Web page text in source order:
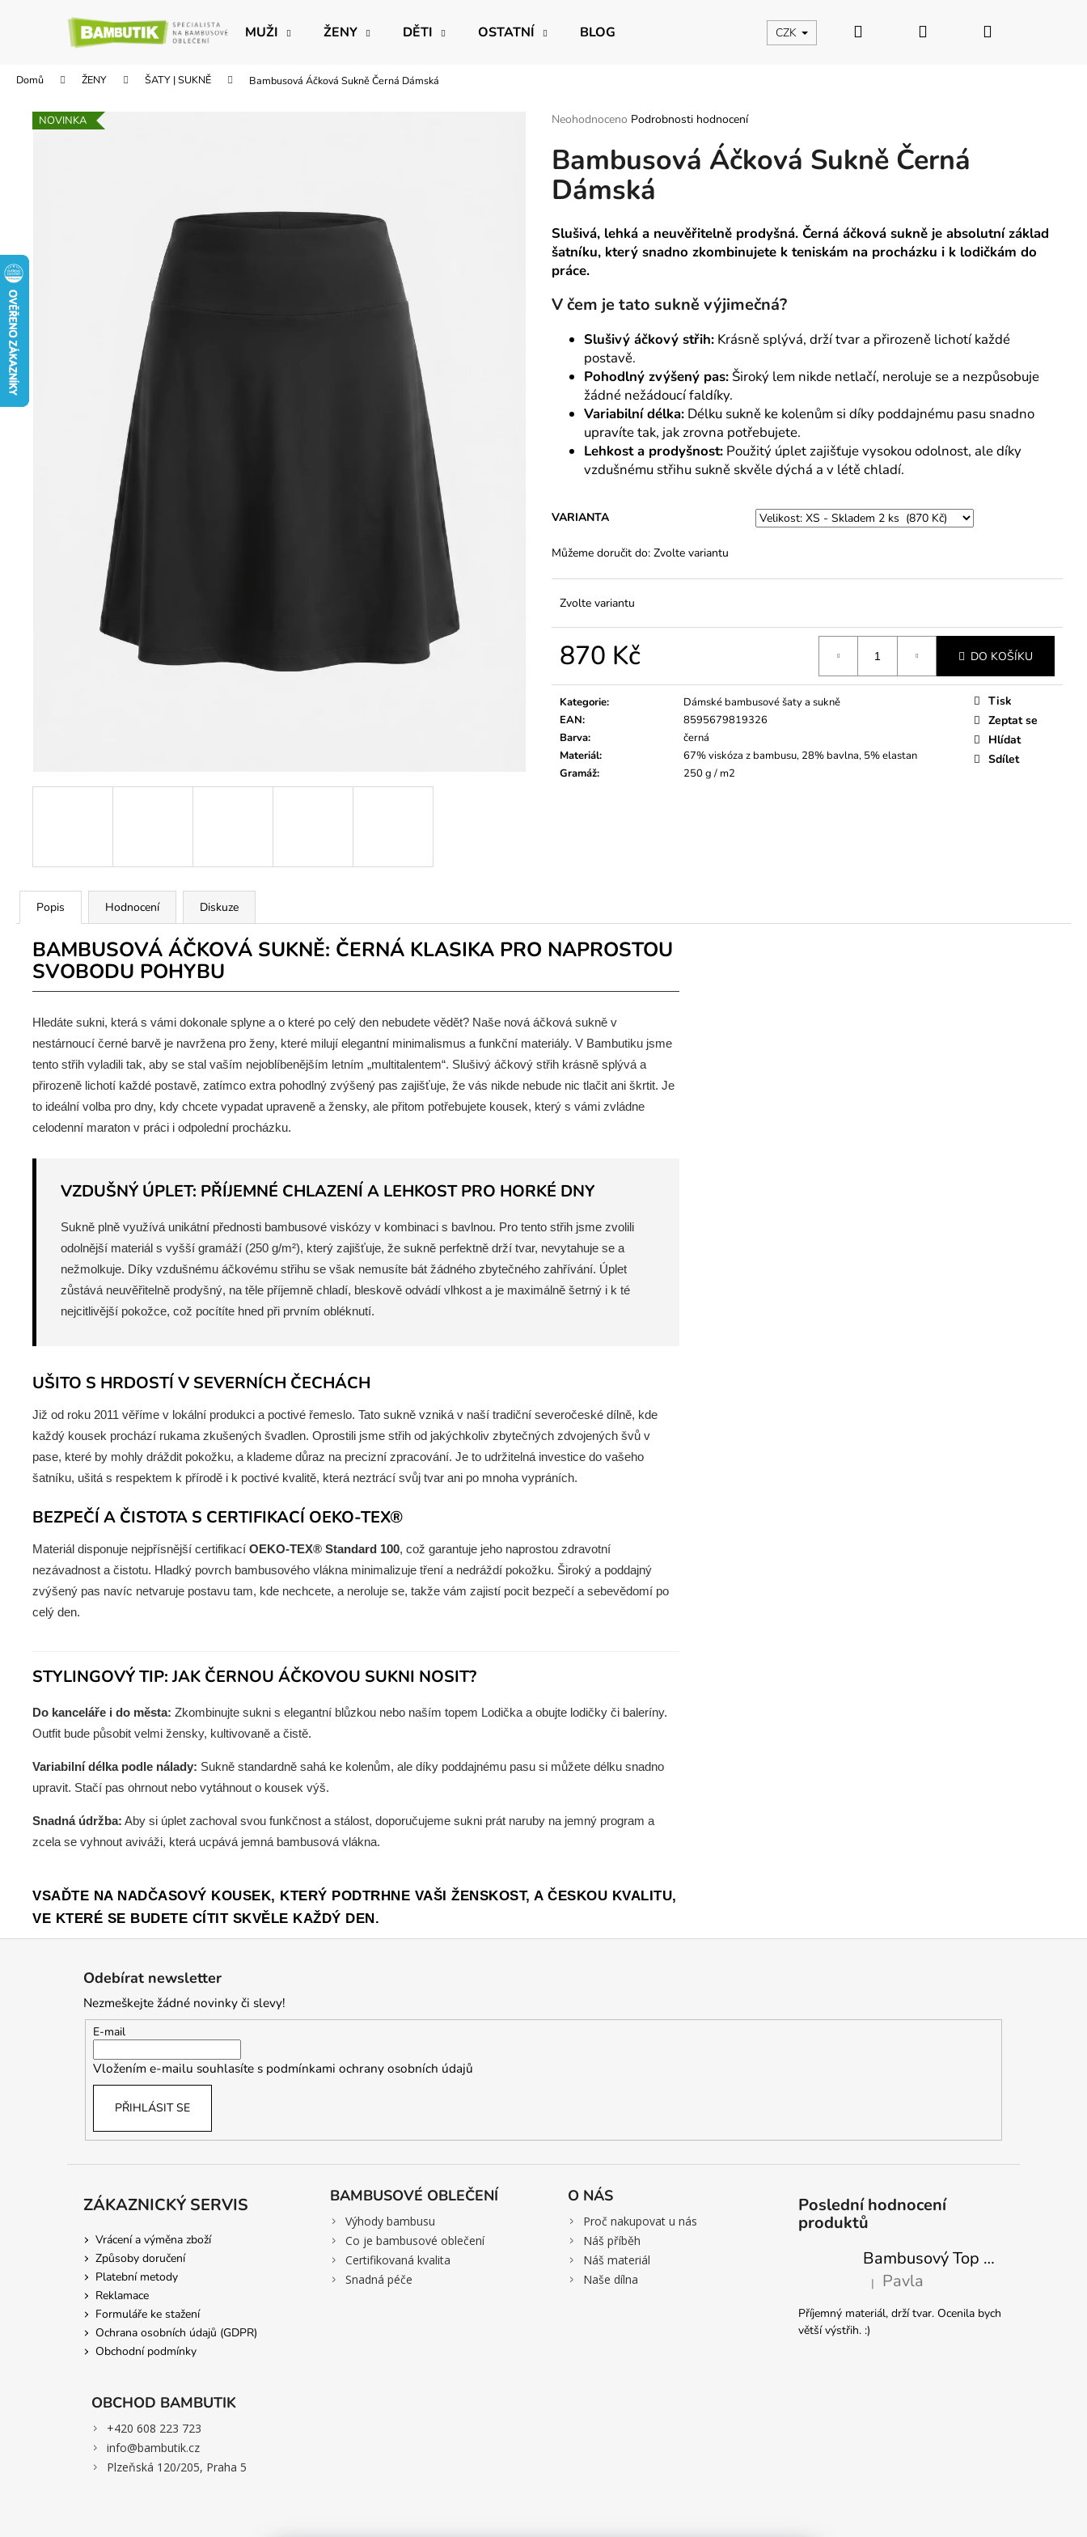
MUŽI ŽENY DĚTI OSTATNÍ BLOG CZK Hledat PřihlášeníNákupní
Domů ŽENY ŠATY | SUKNĚ Bambusová Áčková Sukně Černá Dámská
Průměrné
produktu
je
0,0
z
hvězdiček.
Neohodnoceno Podrobnosti hodnocení
Bambusová Áčková Sukně Černá
Dámská
Slušivá, lehká a neuvěřitelně prodyšná. Černá áčková sukně je absolutní základ
šatníku, který snadno zkombinujete k teniskám na procházku i k lodičkám do
práce.
V čem je tato sukně výjimečná?
Slušivý áčkový střih: Krásně splývá, drží tvar a přirozeně lichotí každé
postavě.
Pohodlný zvýšený pas: Široký lem nikde netlačí, neroluje se a nezpůsobuje
žádné nežádoucí faldíky.
Variabilní délka: Délku sukně ke kolenům si díky poddajnému pasu snadno
upravíte tak, jak zrovna potřebujete.
Lehkost a prodyšnost: Použitý úplet zajišťuje vysokou odolnost, ale díky
vzdušnému střihu sukně skvěle dýchá a v létě chladí.
VARIANTA
Můžeme doručit do: Zvolte variantu
Zvolte variantu
870 Kč DO KOŠÍKU
Kategorie:
Dámské bambusové šaty a sukně
EAN:
8595679819326
Barva:
černá
Materiál:
67% viskóza z bambusu, 28% bavlna, 5% elastan
Gramáž: 250 g / m2
Tisk
Zeptat se
Hlídat
Sdílet
NOVINKA
Popis Hodnocení Diskuze
BAMBUSOVÁ ÁČKOVÁ SUKNĚ: ČERNÁ KLASIKA PRO NAPROSTOU
SVOBODU POHYBU
Hledáte sukni, která s vámi dokonale splyne a o které po celý den nebudete vědět? Naše nová áčková sukně v
nestárnoucí černé barvě je navržena pro ženy, které milují elegantní minimalismus a funkční materiály. V Bambutiku jsme
tento střih vyladili tak, aby se stal vaším nejoblíbenějším letním „multitalentem“. Slušivý áčkový střih krásně splývá a
přirozeně lichotí každé postavě, zatímco extra pohodlný zvýšený pas zajišťuje, že vás nikde nebude nic tlačit ani škrtit. Je
to ideální volba pro dny, kdy chcete vypadat upraveně a žensky, ale přitom potřebujete kousek, který s vámi zvládne
celodenní maraton v práci i odpolední procházku.
VZDUŠNÝ ÚPLET: PŘÍJEMNÉ CHLAZENÍ A LEHKOST PRO HORKÉ DNY
Sukně plně využívá unikátní přednosti bambusové viskózy v kombinaci s bavlnou. Pro tento střih jsme zvolili
odolnější materiál s vyšší gramáží (250 g/m²), který zajišťuje, že sukně perfektně drží tvar, nevytahuje se a
nežmolkuje. Díky vzdušnému áčkovému střihu se však nemusíte bát žádného zbytečného zahřívání. Úplet
zůstává neuvěřitelně prodyšný, na těle příjemně chladí, bleskově odvádí vlhkost a je maximálně šetrný i k té
nejcitlivější pokožce, což pocítíte hned při prvním obléknutí.
UŠITO S HRDOSTÍ V SEVERNÍCH ČECHÁCH
Již od roku 2011 věříme v lokální produkci a poctivé řemeslo. Tato sukně vzniká v naší tradiční severočeské dílně, kde
každý kousek prochází rukama zkušených švadlen. Oprostili jsme střih od jakýchkoliv zbytečných zdvojených švů v
pase, které by mohly dráždit pokožku, a klademe důraz na precizní zpracování. Je to udržitelná investice do vašeho
šatníku, ušitá s respektem k přírodě i k poctivé kvalitě, která neztrácí svůj tvar ani po mnoha vypráních.
BEZPEČÍ A ČISTOTA S CERTIFIKACÍ OEKO-TEX®
Materiál disponuje nejpřísnější certifikací OEKO-TEX® Standard 100, což garantuje jeho naprostou zdravotní
nezávadnost a čistotu. Hladký povrch bambusového vlákna minimalizuje tření a nedráždí pokožku. Široký a poddajný
zvýšený pas navíc netvaruje postavu tam, kde nechcete, a neroluje se, takže vám zajistí pocit bezpečí a sebevědomí po
celý den.
STYLINGOVÝ TIP: JAK ČERNOU ÁČKOVOU SUKNI NOSIT?
Do kanceláře i do města: Zkombinujte sukni s elegantní blůzkou nebo naším topem Lodička a obujte lodičky či baleríny.
Outfit bude působit velmi žensky, kultivovaně a čistě.
Variabilní délka podle nálady: Sukně standardně sahá ke kolenům, ale díky poddajnému pasu si můžete délku snadno
upravit. Stačí pas ohrnout nebo vytáhnout o kousek výš.
Snadná údržba: Aby si úplet zachoval svou funkčnost a stálost, doporučujeme sukni prát naruby na jemný program a
zcela se vyhnout aviváži, která ucpává jemná bambusová vlákna.
VSAĎTE NA NADČASOVÝ KOUSEK, KTERÝ PODTRHNE VAŠI ŽENSKOST, A ČESKOU KVALITU,
VE KTERÉ SE BUDETE CÍTIT SKVĚLE KAŽDÝ DEN.
Zpět
obchodu
Zpět
obchodu
Co potřebujete najít?
HLEDAT
Odebírat newsletter
Nezmeškejte žádné novinky či slevy!
E-mail
Vložením e-mailu souhlasíte s podmínkami ochrany osobních údajů
PŘIHLÁSIT SE
ZÁKAZNICKÝ SERVIS
Vrácení a výměna zboží
Způsoby doručení
Platební metody
Reklamace
Formuláře ke stažení
Ochrana osobních údajů (GDPR)
Obchodní podmínky
BAMBUSOVÉ OBLEČENÍ
> Výhody bambusu
> Co je bambusové oblečení
> Certifikovaná kvalita
> Snadná péče
O NÁS
> Proč nakupovat u nás
> Náš příběh
> Náš materiál
> Naše dílna
Poslední hodnocení
produktů
Bambusový Top Netopýr Červený 3/4 Rukáv Volný Střih Dámský
Hodnocení produktu je 5 z 5 hvězdiček.
| Pavla
Příjemný materiál, drží tvar. Ocenila bych
větší výstřih. :)
OBCHOD BAMBUTIK
> +420 608 223 723
> info@bambutik.cz
> Plzeňská 120/205, Praha 5